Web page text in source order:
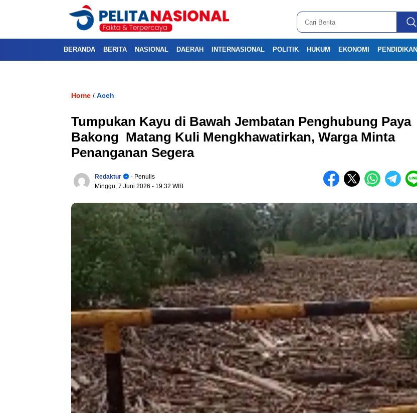
BERANDA BERITA NASIONAL DAERAH INTERNASIONAL POLITIK HUKUM EKONOMI PENDIDIKAN
Home / Aceh
Tumpukan Kayu di Bawah Jembatan Penghubung Paya
Bakong Matang Kuli Mengkhawatirkan, Warga Minta
Penanganan Segera
Redaktur
- Penulis
Minggu, 7 Juni 2026 - 19:32 WIB